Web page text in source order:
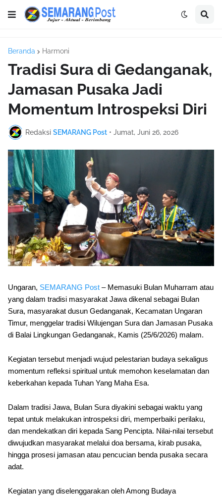
Beranda Harmoni
Tradisi Sura di Gedanganak,
Jamasan Pusaka Jadi
Momentum Introspeksi Diri
Redaksi SEMARANG Post • Jumat, Juni 26, 2026
Ungaran, SEMARANG Post – Memasuki Bulan Muharram atau
yang dalam tradisi masyarakat Jawa dikenal sebagai Bulan
Sura, masyarakat dusun Gedanganak, Kecamatan Ungaran
Timur, menggelar tradisi Wilujengan Sura dan Jamasan Pusaka
di Balai Lingkungan Gedanganak, Kamis (25/6/2026) malam.
Kegiatan tersebut menjadi wujud pelestarian budaya sekaligus
momentum refleksi spiritual untuk memohon keselamatan dan
keberkahan kepada Tuhan Yang Maha Esa.
Dalam tradisi Jawa, Bulan Sura diyakini sebagai waktu yang
tepat untuk melakukan introspeksi diri, memperbaiki perilaku,
dan mendekatkan diri kepada Sang Pencipta. Nilai-nilai tersebut
diwujudkan masyarakat melalui doa bersama, kirab pusaka,
hingga prosesi jamasan atau pencucian benda pusaka secara
adat.
Kegiatan yang diselenggarakan oleh Among Budaya